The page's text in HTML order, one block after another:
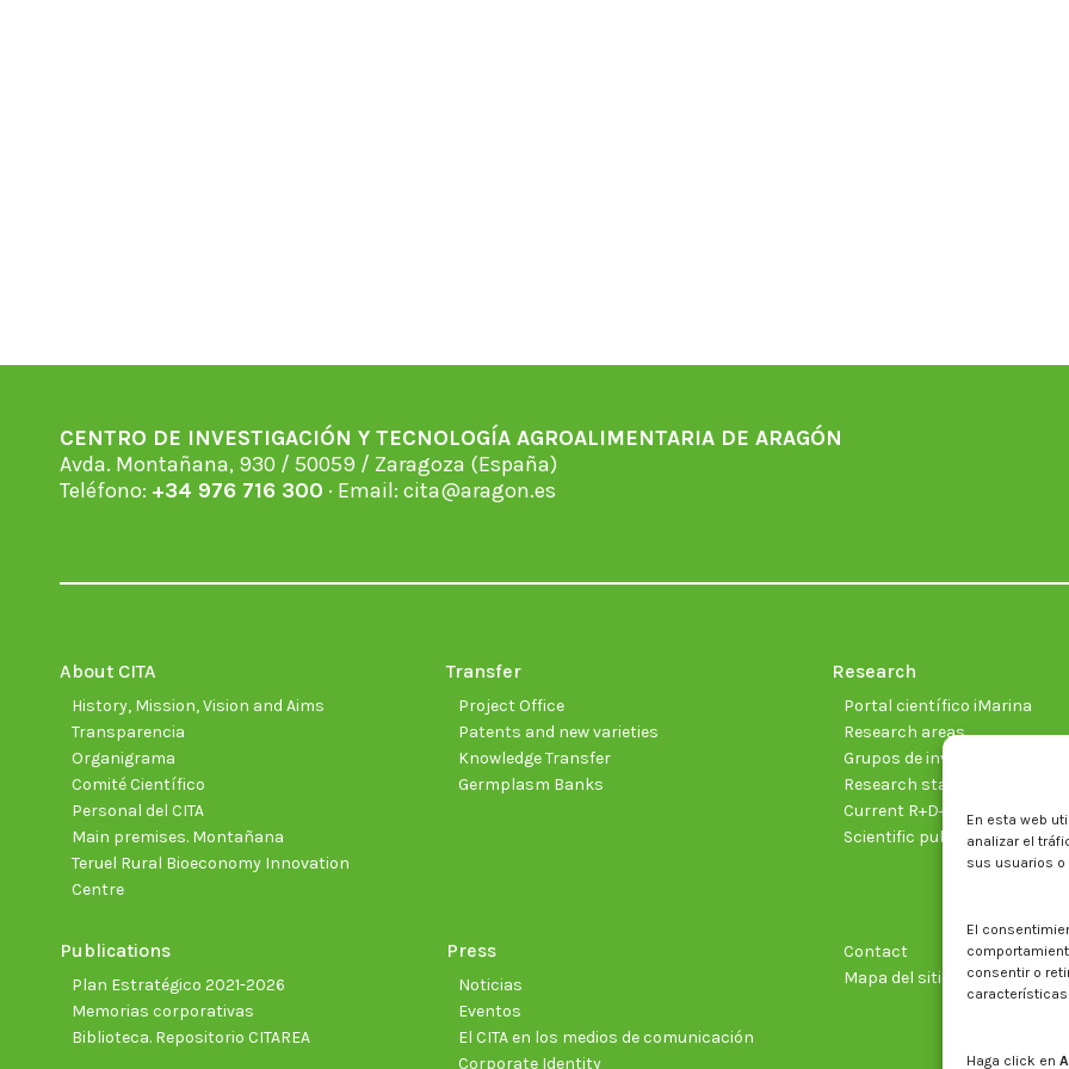
En esta web
analizar el
sus usuarios
El
consentir o
Haga click en
CENTRO DE INVESTIGACIÓN Y TECNOLOGÍA AGROALIMENTARIA DE ARAGÓN
Avda. Montañana, 930 / 50059 / Zaragoza (España)
Teléfono: +34 976 716 300 · Email: cita@aragon.es
About CITA
History, Mission, Vision and Aims
Transparencia
Organigrama
Comité Científico
Personal del CITA
Main premises. Montañana
Teruel Rural Bioeconomy Innovation
Centre
Transfer
Project Office
Patents and new varieties
Knowledge Transfer
Germplasm Banks
Research
Portal científico iMarina
Research areas
Grupos de investigación
Research staff
Current R+D+I projects
Scientific publications
Publications
Plan Estratégico 2021-2026
Memorias corporativas
Biblioteca. Repositorio CITAREA
Press
Noticias
Eventos
El CITA en los medios de comunicación
Corporate Identity
Contact
Mapa del sitio web